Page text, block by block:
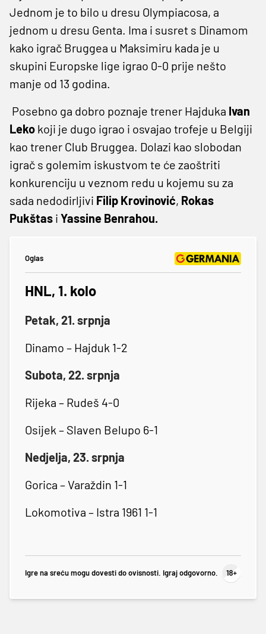
Jednom je to bilo u dresu Olympiacosa, a
jednom u dresu Genta. Ima i susret s Dinamom
kako igrač Bruggea u Maksimiru kada je u
skupini Europske lige igrao 0-0 prije nešto
manje od 13 godina.
Posebno ga dobro poznaje trener Hajduka Ivan
Leko koji je dugo igrao i osvajao trofeje u Belgiji
kao trener Club Bruggea. Dolazi kao slobodan
igrač s golemim iskustvom te će zaoštriti
konkurenciju u veznom redu u kojemu su za
sada nedodirljivi Filip Krovinović, Rokas
Pukštas i Yassine Benrahou.
Oglas
HNL, 1. kolo
Petak, 21. srpnja
Dinamo – Hajduk 1-2
Subota, 22. srpnja
Rijeka – Rudeš 4-0
Osijek – Slaven Belupo 6-1
Nedjelja, 23. srpnja
Gorica – Varaždin 1-1
Lokomotiva – Istra 1961 1-1
Igre na sreću mogu dovesti do ovisnosti. Igraj odgovorno.